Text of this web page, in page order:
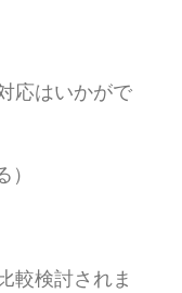
応はいかがで
較検討されま